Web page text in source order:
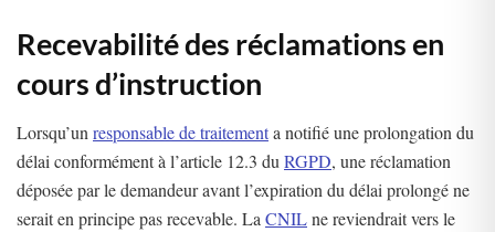
Recevabilité des réclamations en
cours d’instruction
Lorsqu’unresponsable de traitementa notifié une prolongation du
délai conformément à l’article 12.3 duRGPD, une réclamation
déposée par le demandeur avant l’expiration du délai prolongé ne
serait en principe pas recevable. LaCNILne reviendrait vers le